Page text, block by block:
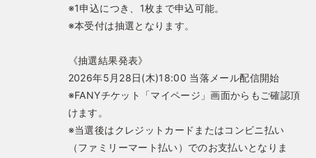
※1申込につき、1枚まで申込可能。
※本受付は抽選となります。
《抽選結果発表》
2026年5月28日(木)18:00 当落メール配信開始
※FANYチケット「マイページ」画面からもご確認頂
けます。
※当選後はクレジットカードまたはコンビニ払い
（ファミリーマート払い）でのお支払いとなりま